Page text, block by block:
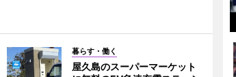
暮らす・働く
屋久島のスーパーマーケット